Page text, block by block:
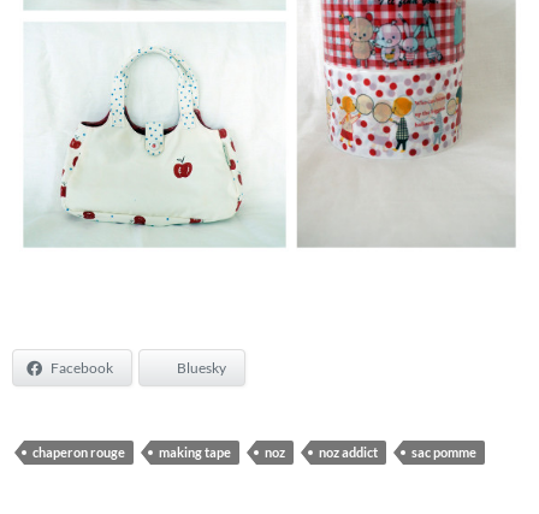
Facebook Bluesky
chaperon rouge making tape noz noz addict sac pomme